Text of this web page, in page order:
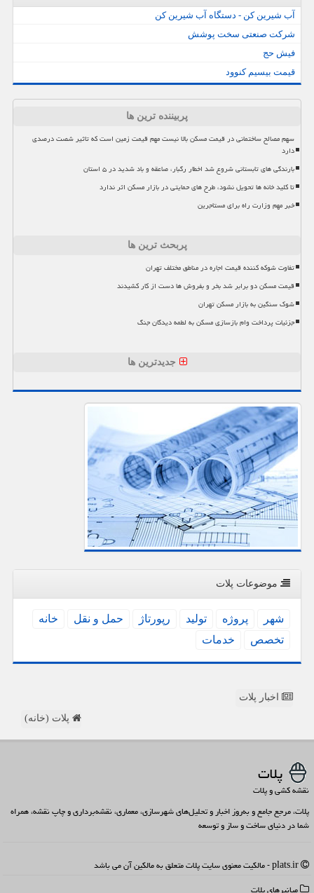
آب شیرین کن - دستگاه آب شیرین کن
شرکت صنعتی سخت پوشش
فیش حج
قیمت بیسیم کنوود
پربیننده ترین ها
سهم مصالح ساختمانی در قیمت مسکن بالا نیست مهم قیمت زمین است که تاثیر شصت درصدی
دارد
بارندگی های تابستانی شروع شد اخطار رگبار، صاعقه و باد شدید در ۵ استان
تا کلید خانه ها تحویل نشود، طرح های حمایتی در بازار مسکن اثر ندارد
خبر مهم وزارت راه برای مستاجرین
پربحث ترین ها
تفاوت شوکه کننده قیمت اجاره در مناطق مختلف تهران
قیمت مسکن دو برابر شد بخر و بفروش ها دست از کار کشیدند
شوک سنگین به بازار مسکن تهران
جزئیات پرداخت وام بازسازی مسکن به لطمه دیدگان جنگ
جدیدترین ها
موضوعات پلات
شهر پروژه تولید رپورتاژ حمل و نقل
خانه
تخصص
خدمات
اخبار پلات
پلات (خانه)
پلات
نقشه کشی و پلات
پلات، مرجع جامع و به‌روز اخبار و تحلیل‌های شهرسازی، معماری، نقشه‌برداری و چاپ نقشه، همراه
شما در دنیای ساخت و ساز و توسعه
میانبرهای پلات